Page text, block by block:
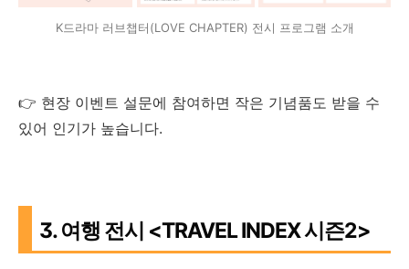
K드라마 러브챕터(LOVE CHAPTER) 전시 프로그램 소개
👉 현장 이벤트 설문에 참여하면 작은 기념품도 받을 수
있어 인기가 높습니다.
3. 여행 전시 <TRAVEL INDEX 시즌2>